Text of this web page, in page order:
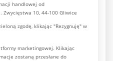
handlowej od
Zwycięstwa 10, 44-100 Gliwice
zgodę, klikając "Rezygnuję" w
marketingowej. Klikając
zostaną przesłane do